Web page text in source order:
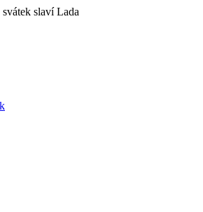
svátek slavíLada